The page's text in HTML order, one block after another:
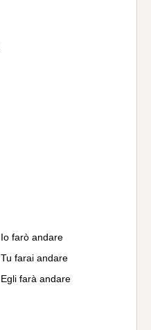
Io farò andare
Tu farai andare
Egli farà andare